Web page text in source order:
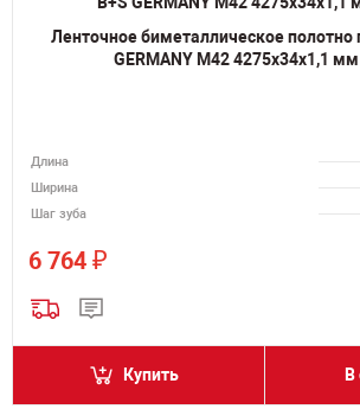
Ленточное биметаллическое полотно
GERMANY M42 4275х34х1,1
Длина
Ширина
Шаг зуба
6 764 ₽
Купить